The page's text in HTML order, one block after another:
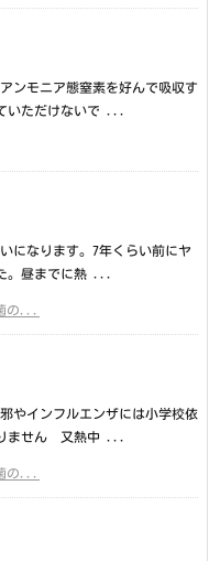
ンモニア態窒素を好んで吸収す
いただけないで ...
になります。7年くらい前にヤ
。昼までに熱 ...
の...
やインフルエンザには小学校依
りません 又熱中 ...
の...